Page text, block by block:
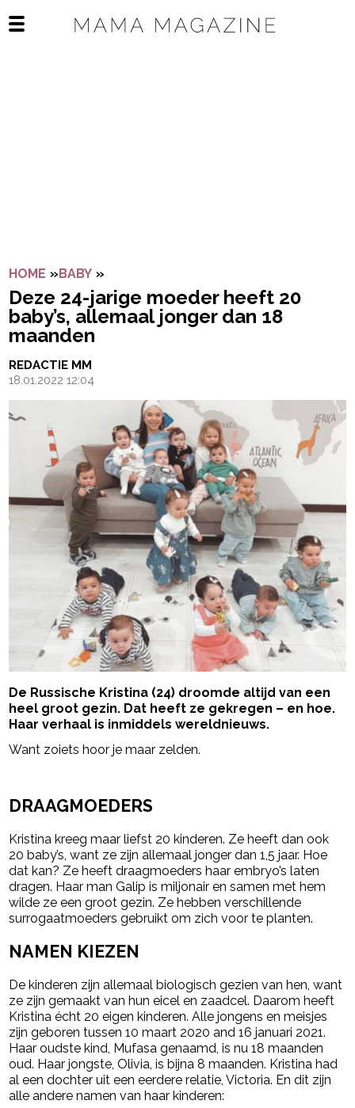
Open het mobiele menu
HOME »BABY »
Deze 24-jarige moeder heeft 20
baby’s, allemaal jonger dan 18
maanden
REDACTIE MM
18.01.2022 12:04
De Russische Kristina (24) droomde altijd van een
heel groot gezin. Dat heeft ze gekregen – en hoe.
Haar verhaal is inmiddels wereldnieuws.
Want zoiets hoor je maar zelden.
DRAAGMOEDERS
Kristina kreeg maar liefst 20 kinderen. Ze heeft dan ook
20 baby’s, want ze zijn allemaal jonger dan 1,5 jaar. Hoe
dat kan? Ze heeft draagmoeders haar embryo’s laten
dragen. Haar man Galip is miljonair en samen met hem
wilde ze een groot gezin. Ze hebben verschillende
surrogaatmoeders gebruikt om zich voor te planten.
NAMEN KIEZEN
De kinderen zijn allemaal biologisch gezien van hen, want
ze zijn gemaakt van hun eicel en zaadcel. Daarom heeft
Kristina écht 20 eigen kinderen. Alle jongens en meisjes
zijn geboren tussen 10 maart 2020 and 16 januari 2021.
Haar oudste kind, Mufasa genaamd, is nu 18 maanden
oud. Haar jongste, Olivia, is bijna 8 maanden. Kristina had
al een dochter uit een eerdere relatie, Victoria. En dit zijn
alle andere namen van haar kinderen: